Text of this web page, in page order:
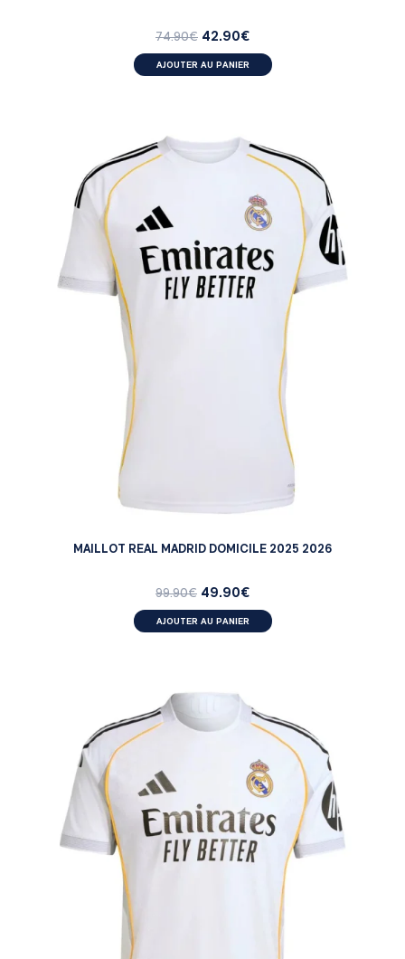
74.90€ 42.90€
AJOUTER AU PANIER
MAILLOT REAL MADRID DOMICILE 2025 2026
99.90€ 49.90€
AJOUTER AU PANIER